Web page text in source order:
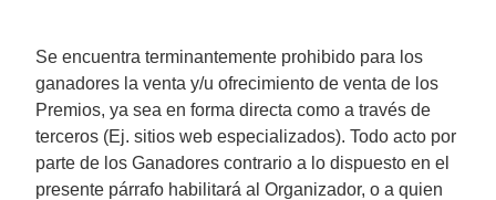
Se encuentra terminantemente prohibido para los
ganadores la venta y/u ofrecimiento de venta de los
Premios, ya sea en forma directa como a través de
terceros (Ej. sitios web especializados). Todo acto por
parte de los Ganadores contrario a lo dispuesto en el
presente párrafo habilitará al Organizador, o a quien